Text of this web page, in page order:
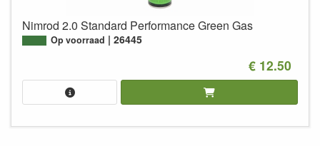
Nimrod 2.0 Standard Performance Green Gas
Op voorraad 26445
€ 12.50